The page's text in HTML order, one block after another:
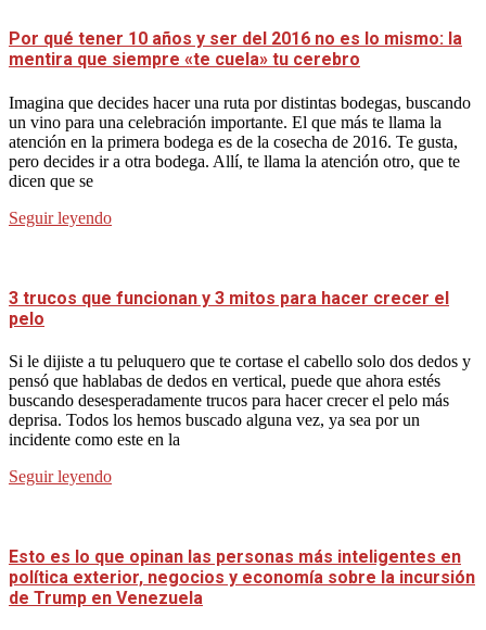
Por qué tener 10 años y ser del 2016 no es lo mismo: la
mentira que siempre «te cuela» tu cerebro
Imagina que decides hacer una ruta por distintas bodegas, buscando
un vino para una celebración importante. El que más te llama la
atención en la primera bodega es de la cosecha de 2016. Te gusta,
pero decides ir a otra bodega. Allí, te llama la atención otro, que te
dicen que se
Seguir leyendo
3 trucos que funcionan y 3 mitos para hacer crecer el
pelo
Si le dijiste a tu peluquero que te cortase el cabello solo dos dedos y
pensó que hablabas de dedos en vertical, puede que ahora estés
buscando desesperadamente trucos para hacer crecer el pelo más
deprisa. Todos los hemos buscado alguna vez, ya sea por un
incidente como este en la
Seguir leyendo
Esto es lo que opinan las personas más inteligentes en
política exterior, negocios y economía sobre la incursión
de Trump en Venezuela